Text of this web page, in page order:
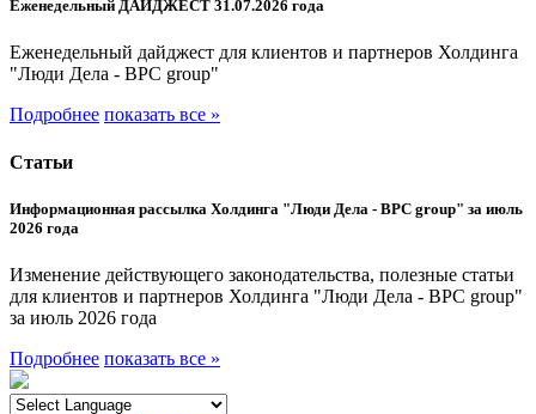
Еженедельный ДАЙДЖЕСТ 31.07.2026 года
Еженедельный дайджест для клиентов и партнеров Холдинга
"Люди Дела - BPC group"
Подробнее показать все »
Статьи
Информационная рассылка Холдинга "Люди Дела - BPC group" за июль
2026 года
Изменение действующего законодательства, полезные статьи
для клиентов и партнеров Холдинга "Люди Дела - BPC group"
за июль 2026 года
Подробнее показать все »